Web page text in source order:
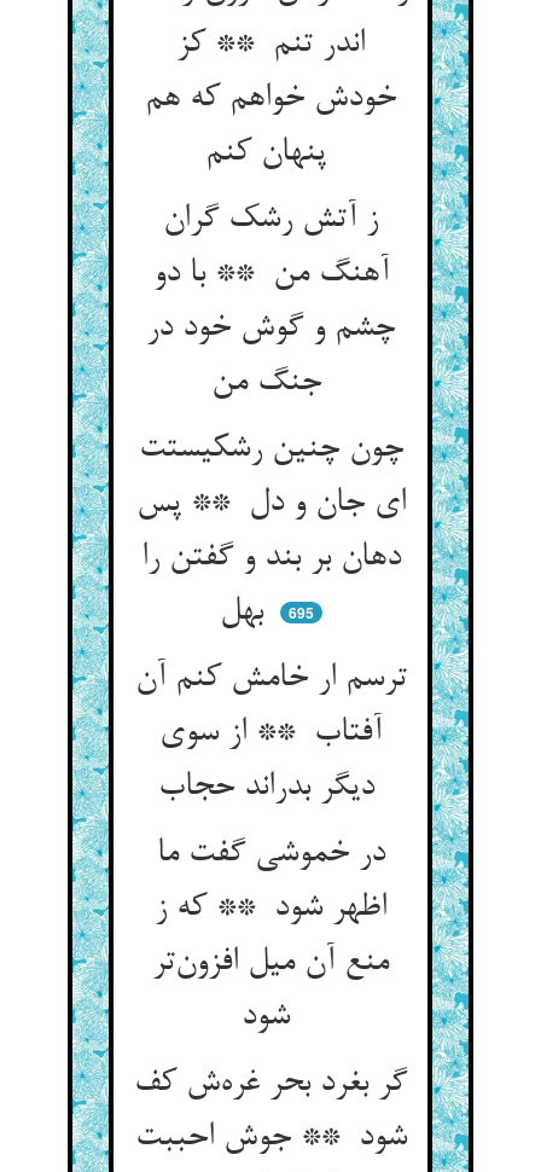
اندر تنم ** کز
خودش خواهم که هم
ز آتش رشک گران
آهنگ من ** با دو
چشم و گوش خود در
جنگ من
چون چنین رشکیستت
ای جان و دل ** پس
دهان بر بند و گفتن را
بهل
695
ترسم ار خامش کنم آن
آفتاب ** از سوی
دیگر بدراند حجاب
در خموشی گفت ما
اظهر شود ** که ز
منع آن میل افزون‌تر
شود
گر بغرد بحر غره‌ش کف
شود ** جوش احببت